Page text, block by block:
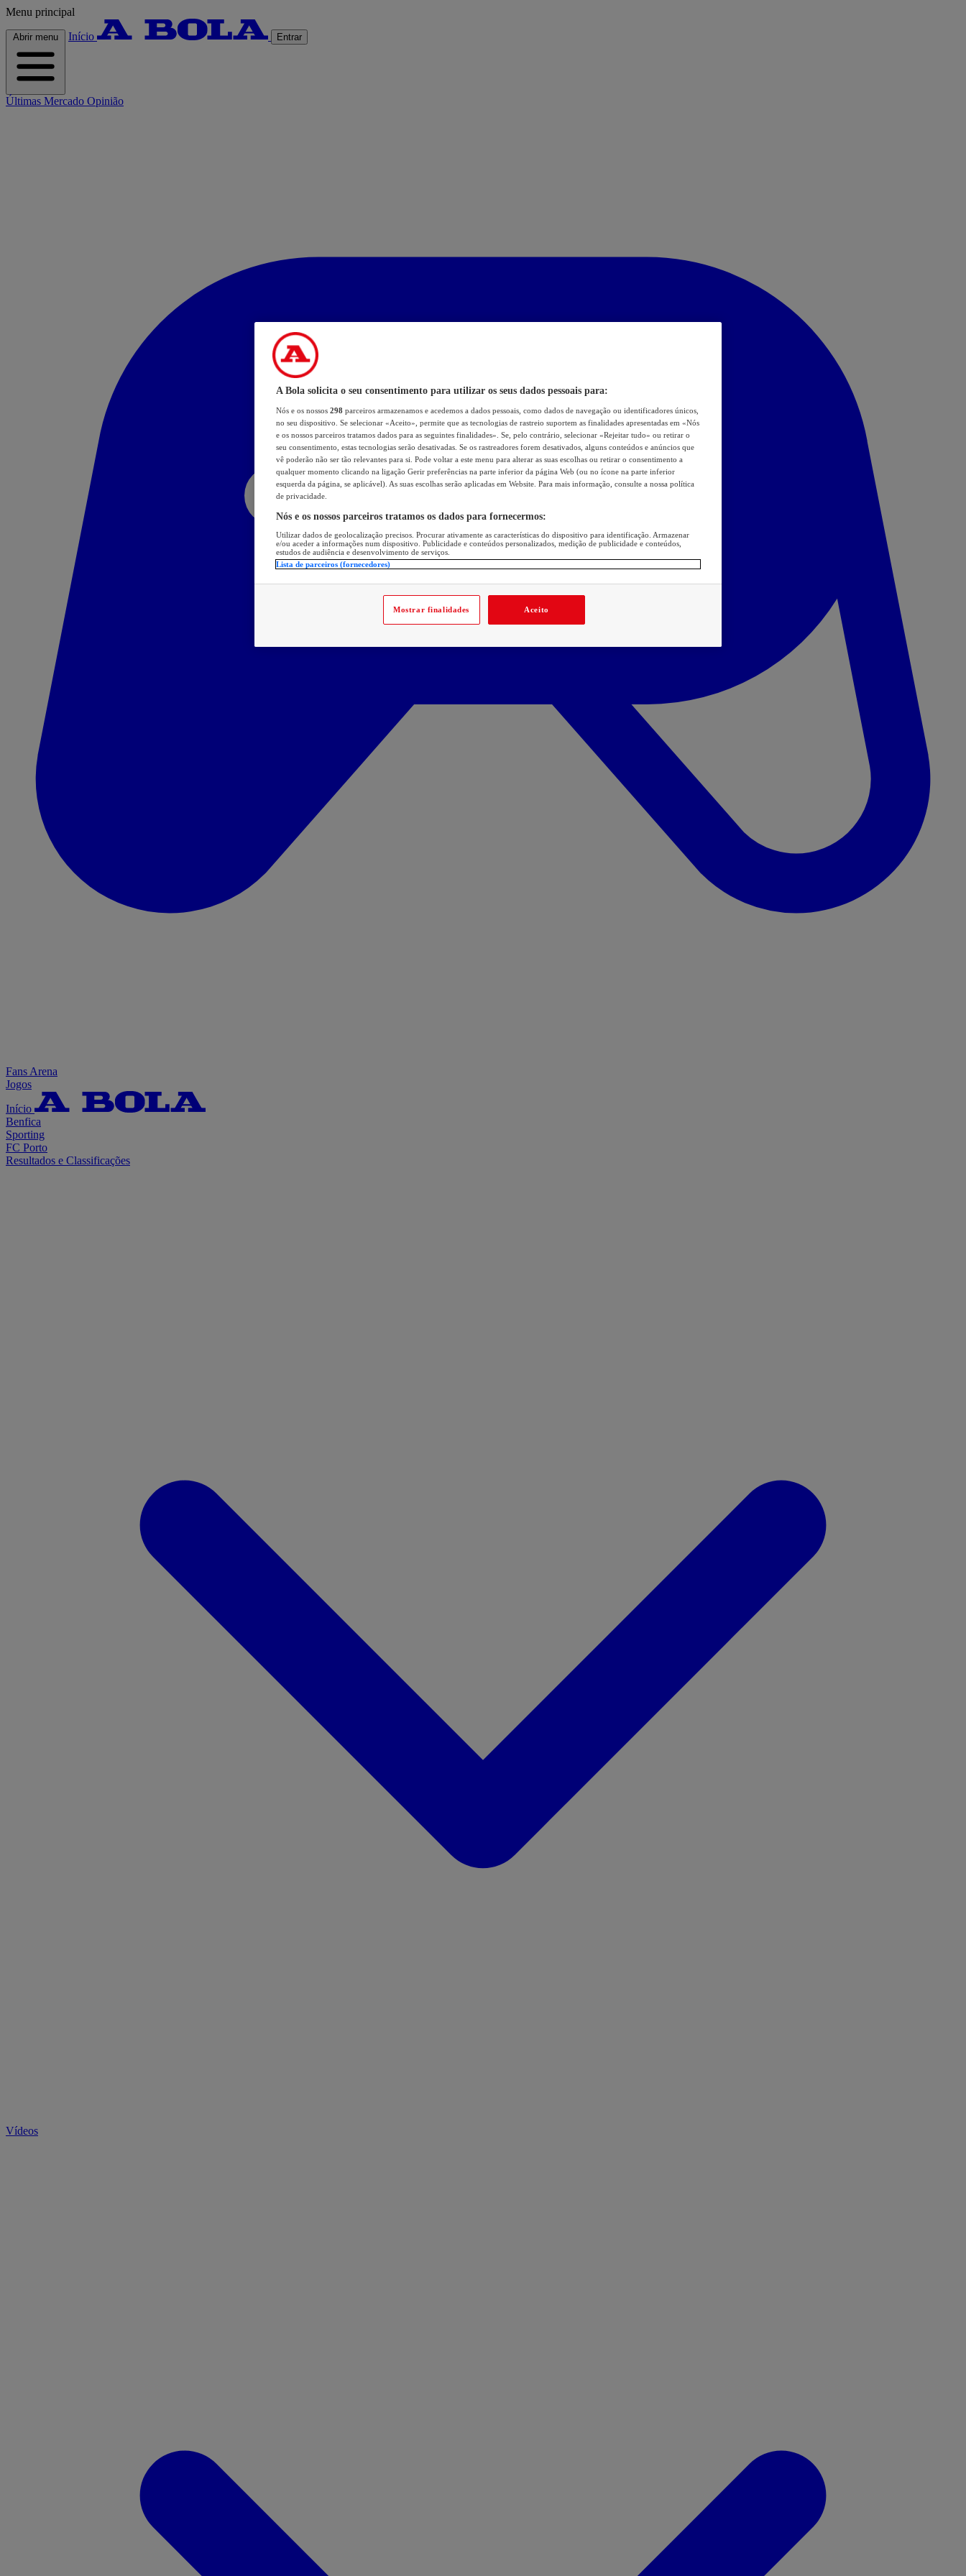
Menu principal
Abrir menu Início Entrar
Últimas Mercado Opinião
Fans Arena
Jogos
Início
Benfica
Sporting
FC Porto
Resultados e Classificações
Vídeos
A Bola solicita o seu consentimento para utilizar os seus dados pessoais para:
Nós e os nossos 298 parceiros armazenamos e acedemos a dados pessoais, como dados de navegação ou identificadores únicos,
no seu dispositivo. Se selecionar «Aceito», permite que as tecnologias de rastreio suportem as finalidades apresentadas em «Nós
e os nossos parceiros tratamos dados para as seguintes finalidades». Se, pelo contrário, selecionar «Rejeitar tudo» ou retirar o
seu consentimento, estas tecnologias serão desativadas. Se os rastreadores forem desativados, alguns conteúdos e anúncios que
vê poderão não ser tão relevantes para si. Pode voltar a este menu para alterar as suas escolhas ou retirar o consentimento a
qualquer momento clicando na ligação Gerir preferências na parte inferior da página Web (ou no ícone na parte inferior
esquerda da página, se aplicável). As suas escolhas serão aplicadas em Website. Para mais informação, consulte a nossa política
de privacidade.
Nós e os nossos parceiros tratamos os dados para fornecermos:
Utilizar dados de geolocalização precisos. Procurar ativamente as características do dispositivo para identificação. Armazenar
e/ou aceder a informações num dispositivo. Publicidade e conteúdos personalizados, medição de publicidade e conteúdos,
estudos de audiência e desenvolvimento de serviços.
Lista de parceiros (fornecedores)
Mostrar finalidades Aceito